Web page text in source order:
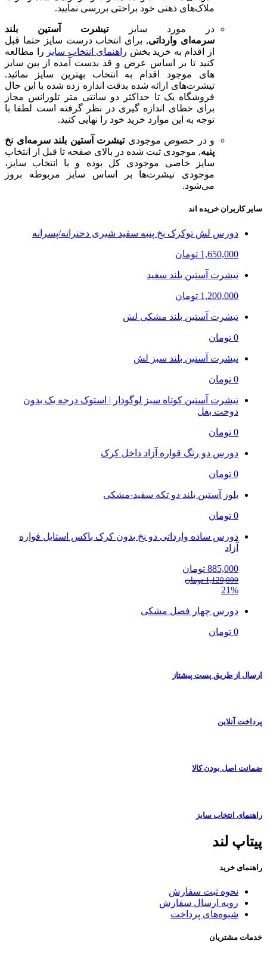
ملاک‌های ذهنی خود براحتی بررسی نمایید.
در مورد سایزتیشرت آستین بلند
سرمه‌ای وارداتی, برای انتخاب درست سایز حتما قبل
از اقدام به خرید بخش راهنمای انتخاب سایز را مطالعه
کنید تا بر اساس عرض و قد بدست آمده از بین سایز
های موجود اقدام به انتخاب بهترین سایز نمائید.
تیشرت‌های ارائه شده بدقت اندازه زده شده با این حال
فروشگاه یک تا حداکثر دو سانتی متر تلورانس مجاز
برای خطای اندازه گیری در نظر گرفته است لطفا با
توجه به این موارد خرید خود را نهایی کنید.
و در خصوص موجودیتیشرت آستین بلند سرمه‌ای نخ
پنبه, موجودی ثبت شده در بالای صفحه تا قبل از انتخاب
سایز خاصی موجودی کل بوده و با انتخاب سایز،
موجودی تیشرت‌ها بر اساس سایز مربوطه بروز
می‌شود.
سایر کاربران خریده اند
دورس لش تو‌کرک نخ پنبه سفید شیری دخترانه/پسرانه
1,650,000 تومان
تیشرت آستین بلند سفید
1,200,000 تومان
تیشرت آستین بلند مشکی لش
0 تومان
تیشرت آستین بلند سبز لش
0 تومان
تیشرت آستین کوتاه سبز لوگودار | استوک درجه یک بدون
دوخت بغل
0 تومان
دورس دو رنگ قواره آزاد داخل کرک
0 تومان
بلوز آستین بلند دو تکه سفید-مشکی
0 تومان
دورس ساده وارداتی دو نخ بدون کرک باکس استایل قواره
آزاد
885,000 تومان
1,120,000 تومان
21%
دورس چهار فصل مشکی
0 تومان
ارسال از طریق پست پیشتاز
پرداخت آنلاین
ضمانت اصل بودن کالا
راهنمای انتخاب سایز
پیتاپ لند
راهنمای خرید
نحوه ثبت سفارش
رویه ارسال سفارش
شیوه‌های پرداخت
خدمات مشتریان